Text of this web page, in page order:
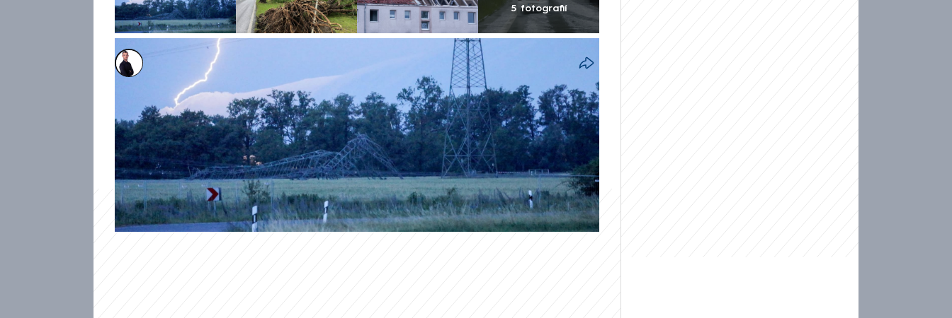
5 fotografií
Václav Černý
19. čvn 2024, 13:57
Silné bouřky se v úterý večer přehnaly přes Braniborsko a Sasko v
Německu a způsobily rozsáhlé škody. Očití svědci dokonce hovořili o
tornádu v Sasku. Bouřky trvaly většinou méně než půl hodiny, ale
zpustošily celé vesnice, píše německý deník Bild.